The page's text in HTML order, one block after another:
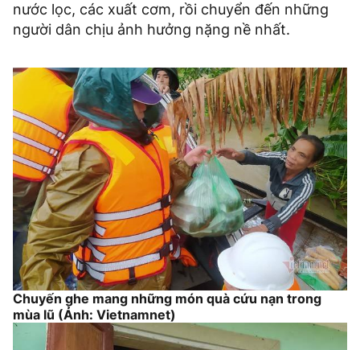
nước lọc, các xuất cơm, rồi chuyển đến những
người dân chịu ảnh hưởng nặng nề nhất.
Chuyến ghe mang những món quà cứu nạn trong
mùa lũ (Ảnh: Vietnamnet)